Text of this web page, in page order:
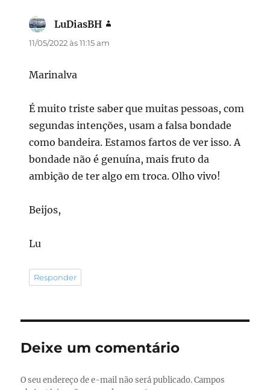
LuDiasBH
11/05/2022 às 11:15 am
Marinalva
É muito triste saber que muitas pessoas, com
segundas intenções, usam a falsa bondade
como bandeira. Estamos fartos de ver isso. A
bondade não é genuína, mais fruto da
ambição de ter algo em troca. Olho vivo!
Beijos,
Lu
Responder
Deixe um comentário
O seu endereço de e-mail não será publicado. Campos